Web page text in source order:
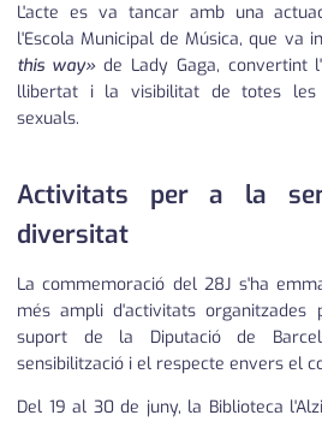
L'acte es va tancar amb una
l'Escola Municipal de Música, que va
this way»de Lady Gaga, convertint
llibertat i la visibilitat de totes les
sexuals.
Activitats per a la
diversitat
La commemoració del 28J s'ha
més ampli d'activitats organitzades
suport de la Diputació de
sensibilització i el respecte envers el
Del 19 al 30 de juny, la Biblioteca